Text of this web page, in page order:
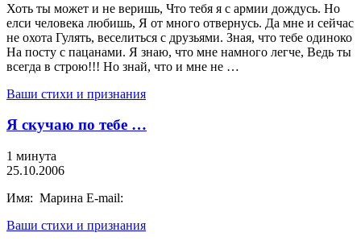
Хоть ты может и не веришь, Что тебя я с армии дождусь. Но
елси человека любишь, Я от много отвернусь. Да мне и сейчас
не охота Гулять, веселиться с друзьями. Зная, что тебе одиноко
На посту с пацанами. Я знаю, что мне намного легче, Ведь ты
всегда в строю!!! Но знай, что и мне не …
Ваши стихи и признания
Я скучаю по тебе …
1 минута
25.10.2006
Имя: Марина E-mail:
Ваши стихи и признания